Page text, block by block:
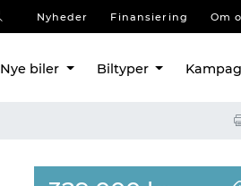
Nyheder Finansiering Om
Nye biler Biltyper